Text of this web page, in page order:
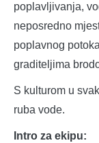
poplavljivanja,
neposredno
poplavnog
graditeljima
S kulturom u
ruba vode.
Intro za ekipu: